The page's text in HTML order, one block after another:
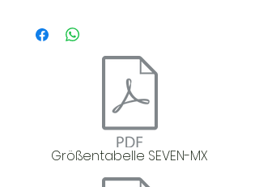
Größentabelle SEVEN-MX